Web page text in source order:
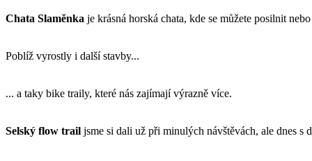
Chata Slaměnka je krásná horská chata, kde se můžete posilnit
Poblíž vyrostly i další stavby...
... a taky bike traily, které nás zajímají výrazně více.
Selský flow trail jsme si dali už při minulých návštěvách, ale dnes s